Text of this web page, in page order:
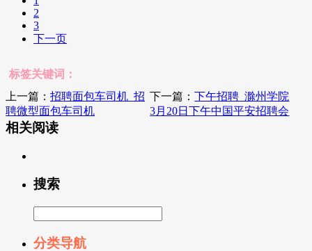
2
3
下一页
标签关键词：
上一篇： 招聘面包车司机_招
聘微型面包车司机
下一篇：下午招聘_滁州学院
3月20日下午中国平安招聘会
相关阅读
搜索
分类导航